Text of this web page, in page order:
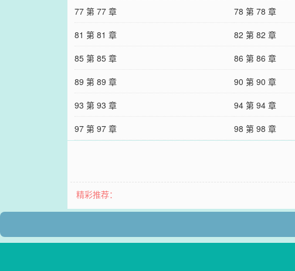
77 第 77 章
78 第 78 章
81 第 81 章
82 第 82 章
85 第 85 章
86 第 86 章
89 第 89 章
90 第 90 章
93 第 93 章
94 第 94 章
97 第 97 章
98 第 98 章
精彩推荐：